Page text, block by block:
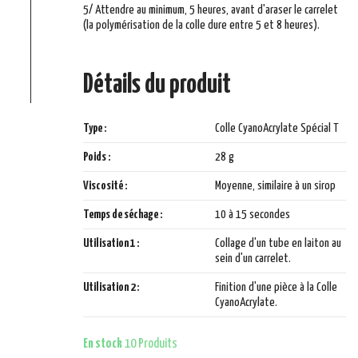
5/ Attendre au minimum, 5 heures, avant d'araser le carrelet
(la polymérisation de la colle dure entre 5 et 8 heures).
Détails du produit
Type : Colle CyanoAcrylate Spécial T
Poids : 28 g
Viscosité : Moyenne, similaire à un sirop
Temps de séchage : 10 à 15 secondes
Utilisation 1 :
Collage d'un tube en laiton au
sein d'un carrelet.
Utilisation 2 :
Finition d'une pièce à la Colle
CyanoAcrylate.
En stock 10 Produits